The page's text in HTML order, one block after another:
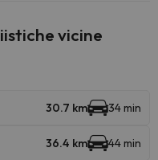
vicine
30.7 km 34 min
36.4 km 44 min